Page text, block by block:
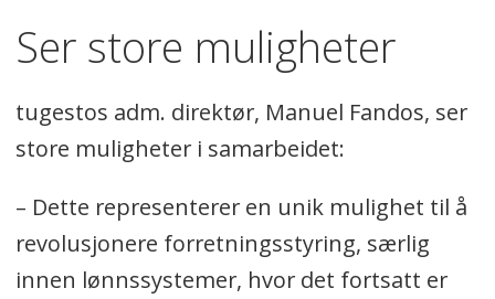
Ser store muligheter
tugestos adm. direktør, Manuel Fandos, ser
store muligheter i samarbeidet:
– Dette representerer en unik mulighet til å
revolusjonere forretningsstyring, særlig
innen lønnssystemer, hvor det fortsatt er